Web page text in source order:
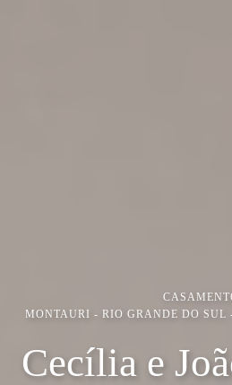
MONTAURI - RIO GRANDE DO SUL
Cecília e